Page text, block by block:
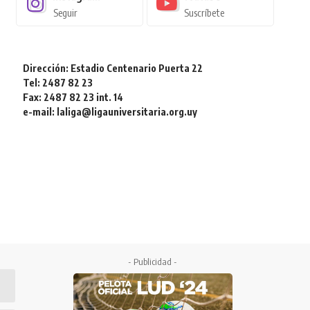
Seguir Suscríbete
Dirección: Estadio Centenario Puerta 22
Tel: 2487 82 23
Fax: 2487 82 23 int. 14
e-mail: laliga@ligauniversitaria.org.uy
- Publicidad -